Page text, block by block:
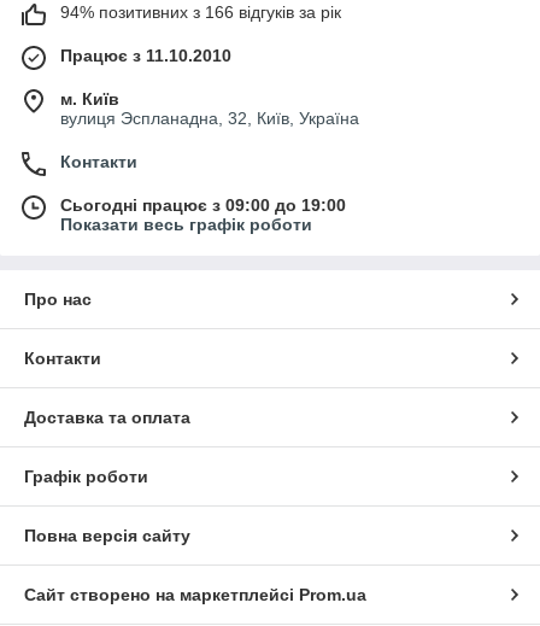
94% позитивних з 166 відгуків за рік
Працює з 11.10.2010
м. Київ
вулиця Эспланадна, 32, Київ, Україна
Контакти
Сьогодні працює з 09:00 до 19:00
Показати весь графік роботи
Про нас
Контакти
Доставка та оплата
Графік роботи
Повна версія сайту
Сайт створено на маркетплейсі Prom.ua